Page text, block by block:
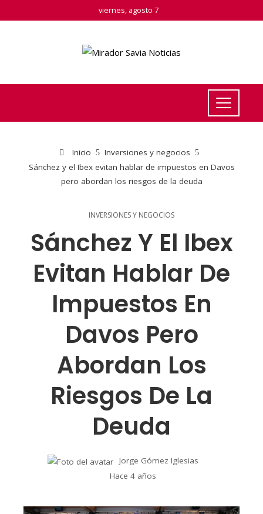
viernes, agosto 7
Inicio
Inversiones y negocios
Sánchez y el Ibex evitan hablar de impuestos en Davos
pero abordan los riesgos de la deuda
INVERSIONES Y NEGOCIOS
Sánchez Y El Ibex
Evitan Hablar De
Impuestos En
Davos Pero
Abordan Los
Riesgos De La
Deuda
Jorge Gómez Iglesias
Hace 4 años